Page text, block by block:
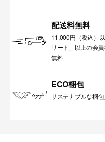
配送料無料
11,000円（税込）
リート」以上の会
無料
ECO梱包
サステナブルな梱